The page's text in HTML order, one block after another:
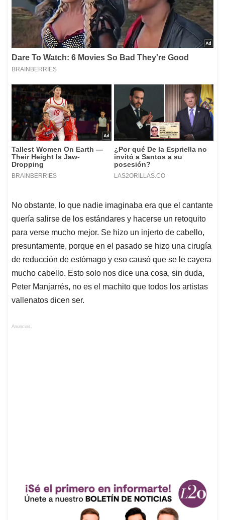
No obstante, lo que nadie imaginaba era que el cantante
quería salirse de los estándares y hacerse un retoquito
para verse mucho mejor. Se hizo un injerto de cabello,
presuntamente, porque en el pasado se hizo una cirugía
de reducción de estómago y eso causó que se le cayera
mucho cabello. Esto solo nos dice una cosa, sin duda,
Peter Manjarrés, no es el machito que todos los artistas
vallenatos dicen ser.
Anuncios.